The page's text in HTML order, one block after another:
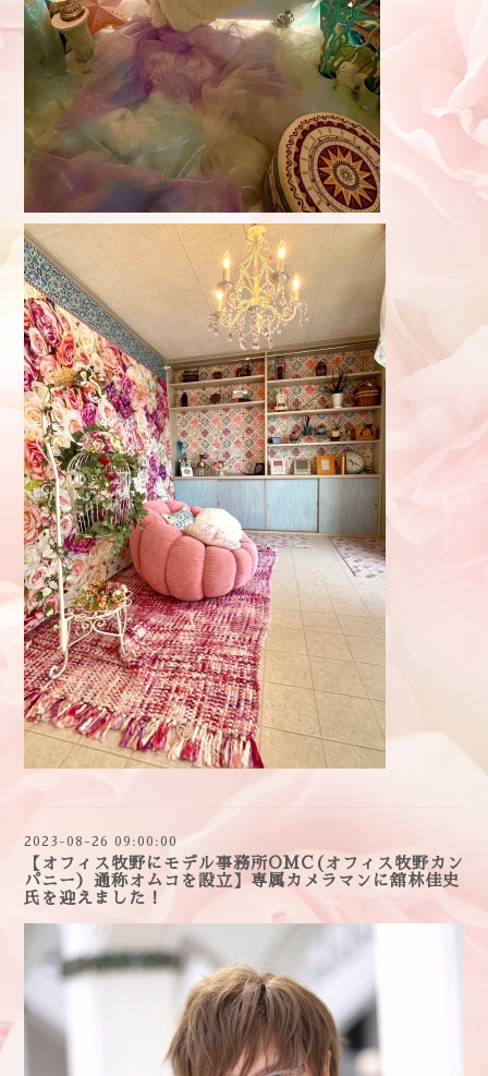
2023-08-26 09:00:00
【オフィス牧野にモデル事務所OMC(オフィス牧野カン
パニー）通称オムコを設立】専属カメラマンに舘林佳史
氏を迎えました！